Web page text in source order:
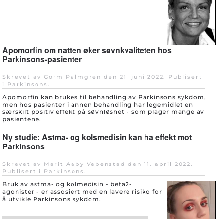
Apomorfin om natten øker søvnkvaliteten hos
Parkinsons-pasienter
Skrevet av Gorm Palmgren den 21. juni 2022
. Publisert
i Parkinsons
Apomorfin kan brukes til behandling av Parkinsons sykdom,
men hos pasienter i annen behandling har legemidlet en
særskilt positiv effekt på søvnløshet - som plager mange av
pasientene.
Ny studie: Astma- og kolsmedisin kan ha effekt mot
Parkinsons
Skrevet av Marit Aaby Vebenstad den 11. april 2022
Publisert i Parkinsons
Bruk av astma- og kolmedisin - beta2-
agonister - er assosiert med en lavere risiko for
å utvikle Parkinsons sykdom.